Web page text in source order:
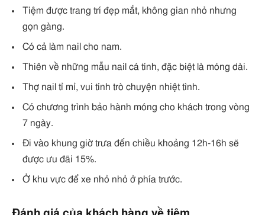
Tiệm được trang trí đẹp mắt, không gian nhỏ nhưng
gọn gàng.
Có cả làm nail cho nam.
Thiên về những mẫu nail cá tính, đặc biệt là móng dài.
Thợ nail tỉ mỉ, vui tính trò chuyện nhiệt tình.
Có chương trình bảo hành móng cho khách trong vòng
7 ngày.
Đi vào khung giờ trưa đến chiều khoảng 12h-16h sẽ
được ưu đãi 15%.
Ở khu vực để xe nhỏ nhỏ ở phía trước.